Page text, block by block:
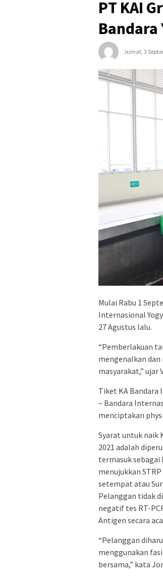
PT KAI
Jumat, 3
Mulai Rabu 1
Internasional
27 Agustus lalu.
“Pemberlakuan
mengenalkan dan
masyarakat,” ujar
Tiket KA Bandara
– Bandara
menciptakan
Syarat untuk naik
2021 adalah
termasuk sebagai
menujukkan
setempat atau
Pelanggan tidak
negatif tes RT-
Antigen secara
“Pelanggan
menggunakan
bersama,” kata